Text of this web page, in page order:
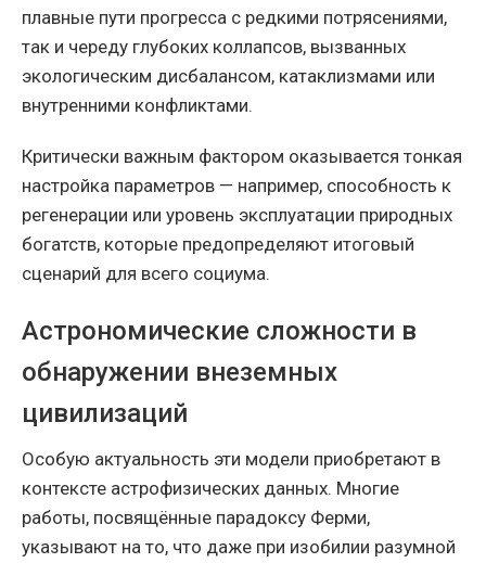
плавные пути прогресса с редкими потрясениями,
так и череду глубоких коллапсов, вызванных
экологическим дисбалансом, катаклизмами или
внутренними конфликтами.
Критически важным фактором оказывается тонкая
настройка параметров — например, способность к
регенерации или уровень эксплуатации природных
богатств, которые предопределяют итоговый
сценарий для всего социума.
Астрономические сложности в
обнаружении внеземных
цивилизаций
Особую актуальность эти модели приобретают в
контексте астрофизических данных. Многие
работы, посвящённые парадоксу Ферми,
указывают на то, что даже при изобилии разумной